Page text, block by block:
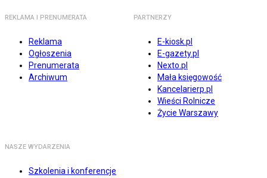
REKLAMA I PRENUMERATA
Reklama
Ogłoszenia
Prenumerata
Archiwum
PARTNERZY
E-kiosk.pl
E-gazety.pl
Nexto.pl
Mała księgowość
Kancelarierp.pl
Wieści Rolnicze
Życie Warszawy
NASZE WYDARZENIA
Szkolenia i konferencje